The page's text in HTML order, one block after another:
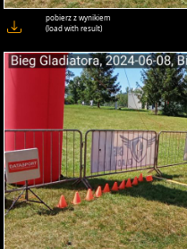
pobierz z wynikiem
(load with result)